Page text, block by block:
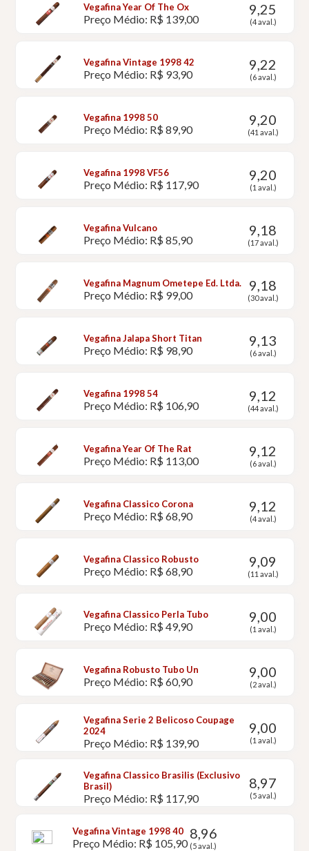
Vegafina Year Of The Ox
Preço Médio: R$ 139,00
9,25
(4 aval.)
Vegafina Vintage 1998 42
Preço Médio: R$ 93,90
9,22
(6 aval.)
Vegafina 1998 50
Preço Médio: R$ 89,90
9,20
(41 aval.)
Vegafina 1998 VF56
Preço Médio: R$ 117,90
9,20
(1 aval.)
Vegafina Vulcano
Preço Médio: R$ 85,90
9,18
(17 aval.)
Vegafina Magnum Ometepe Ed. Ltda.
Preço Médio: R$ 99,00
9,18
(30 aval.)
Vegafina Jalapa Short Titan
Preço Médio: R$ 98,90
9,13
(6 aval.)
Vegafina 1998 54
Preço Médio: R$ 106,90
9,12
(44 aval.)
Vegafina Year Of The Rat
Preço Médio: R$ 113,00
9,12
(6 aval.)
Vegafina Classico Corona
Preço Médio: R$ 68,90
9,12
(4 aval.)
Vegafina Classico Robusto
Preço Médio: R$ 68,90
9,09
(11 aval.)
Vegafina Classico Perla Tubo
Preço Médio: R$ 49,90
9,00
(1 aval.)
Vegafina Robusto Tubo Un
Preço Médio: R$ 60,90
9,00
(2 aval.)
Vegafina Serie 2 Belicoso Coupage
2024
Preço Médio: R$ 139,90
9,00
(1 aval.)
Vegafina Classico Brasilis (Exclusivo
Brasil)
Preço Médio: R$ 117,90
8,97
(5 aval.)
Vegafina Vintage 1998 40
Preço Médio: R$ 105,90
8,96
(5 aval.)